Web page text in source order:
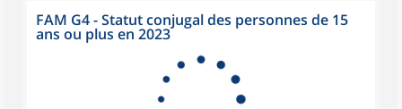
FAM G4 - Statut conjugal des personnes de 15
ans ou plus en 2023